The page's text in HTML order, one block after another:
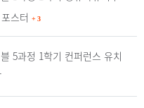
스터 + 3
5과정 1학기 컨퍼런스 유치